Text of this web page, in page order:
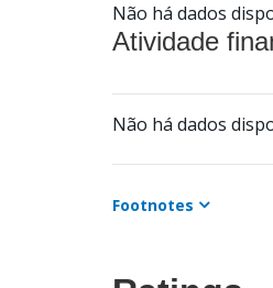
Não há dados
Atividade
Não há dados
Footnotes